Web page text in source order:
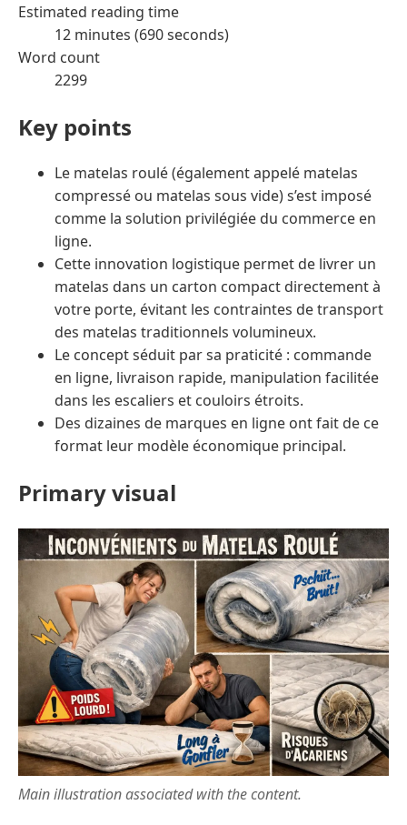
Estimated reading time
12 minutes (690 seconds)
Word count
2299
Key points
Le matelas roulé (également appelé matelas
compressé ou matelas sous vide) s’est imposé
comme la solution privilégiée du commerce en
ligne.
Cette innovation logistique permet de livrer un
matelas dans un carton compact directement à
votre porte, évitant les contraintes de transport
des matelas traditionnels volumineux.
Le concept séduit par sa praticité : commande
en ligne, livraison rapide, manipulation facilitée
dans les escaliers et couloirs étroits.
Des dizaines de marques en ligne ont fait de ce
format leur modèle économique principal.
Primary visual
Main illustration associated with the content.